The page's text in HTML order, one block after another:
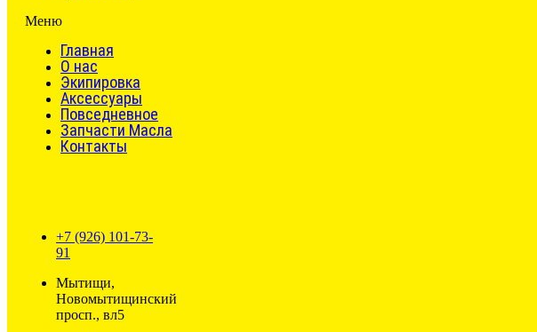
Меню
Главная
О нас
Экипировка
Аксессуары
Повседневное
Запчасти Масла
Контакты
+7 (926) 101-73-
91
Мытищи,
Новомытищинский
просп., вл5